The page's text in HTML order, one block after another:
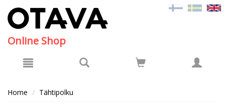
Online Shop
Home Tähtipolku